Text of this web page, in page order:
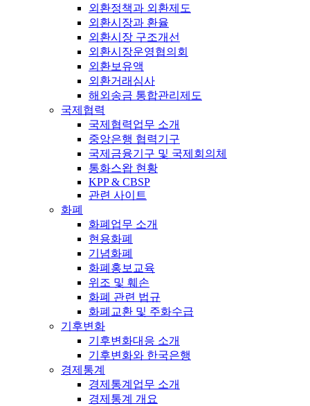
외환정책과 외환제도
외환시장과 환율
외환시장 구조개선
외환시장운영협의회
외환보유액
외환거래심사
해외송금 통합관리제도
국제협력
국제협력업무 소개
중앙은행 협력기구
국제금융기구 및 국제회의체
통화스왑 현황
KPP & CBSP
관련 사이트
화폐
화폐업무 소개
현용화폐
기념화폐
화폐홍보교육
위조 및 훼손
화폐 관련 법규
화폐교환 및 주화수급
기후변화
기후변화대응 소개
기후변화와 한국은행
경제통계
경제통계업무 소개
경제통계 개요